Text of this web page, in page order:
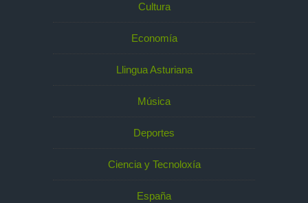
Cultura
Economía
Llingua Asturiana
Música
Deportes
Ciencia y Tecnoloxía
España